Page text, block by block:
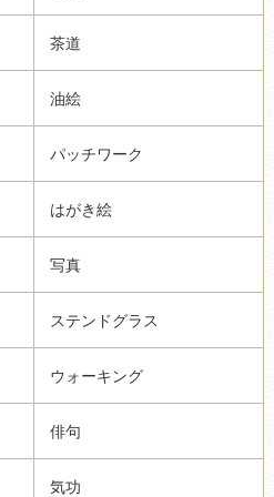
茶道
油絵
パッチワーク
はがき絵
写真
ステンドグラス
ウォーキング
俳句
気功